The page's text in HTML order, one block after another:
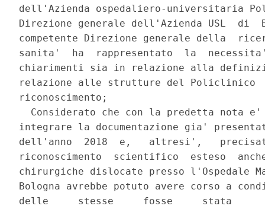
dell'Azienda ospedaliero-universitaria
Direzione generale dell'Azienda USL
competente Direzione generale della
sanita'  ha  rappresentato  la
chiarimenti sia in relazione alla
relazione alle strutture del Policlinico
riconoscimento;
Considerato che con la predetta nota
integrare la documentazione gia'
dell'anno  2018  e,   altresi',
riconoscimento  scientifico  esteso
chirurgiche dislocate presso l'Ospedale
Bologna avrebbe potuto avere corso a
delle     stesse     fosse     stata